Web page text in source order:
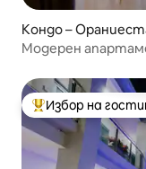
Кондо –
Модерен
Най-популярен
Избор на